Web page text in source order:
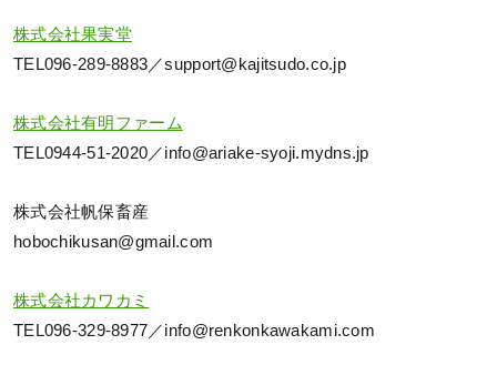
株式会社果実堂
TEL096-289-8883／support@kajitsudo.co.jp
株式会社有明ファーム
TEL0944-51-2020／info@ariake-syoji.mydns.jp
株式会社帆保畜産
hobochikusan@gmail.com
株式会社カワカミ
TEL096-329-8977／info@renkonkawakami.com